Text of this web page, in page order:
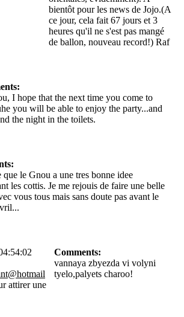
bientôt pour les news de Jojo.(A
ce jour, cela fait 67 jours et 3
heures qu'il ne s'est pas mangé
de ballon, nouveau record!) Raf
I hope that the next time you come to
you will be able to enjoy the party...and
the night in the toilets.
que le Gnou a une tres bonne idee
les cottis. Je me rejouis de faire une belle
vous tous mais sans doute pas avant le
attirer une
Comments:
vannaya zbyezda vi volyni
tyelo,palyets charoo!